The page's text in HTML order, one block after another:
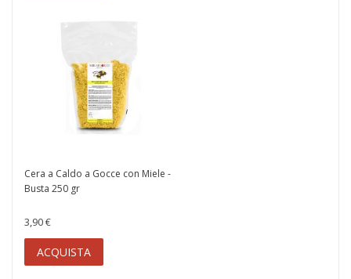
Cera a Caldo a Gocce con Miele -
Busta 250 gr
3,90 €
ACQUISTA